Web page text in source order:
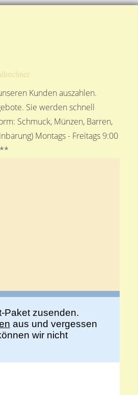
Kunden auszahlen.
Sie werden schnell
Schmuck, Münzen, Barren,
Montags - Freitags 9:00
Paket zusenden.
aus und vergessen
wir nicht